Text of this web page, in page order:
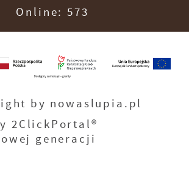
Online: 573
by nowaslupia.pl
2ClickPortal®
generacji